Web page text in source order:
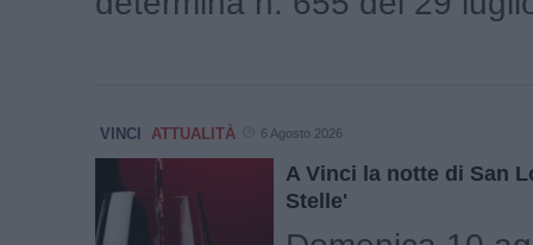
VINCI ATTUALITÀ 6 Agosto 2026
A Vinci la notte di San
Stelle'